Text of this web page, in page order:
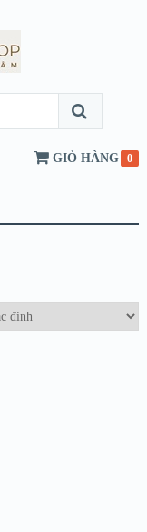
GIỎ HÀNG 0